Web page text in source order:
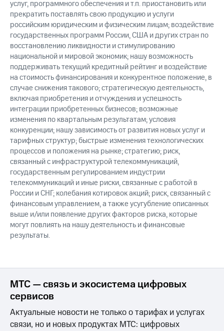
услуг, программного обеспечения и т.п. приостановить или
прекратить поставлять свою продукцию и услуги
российским юридическим и физическим лицам; воздействие
государственных программ России, США и других стран по
восстановлению ликвидности и стимулированию
национальной и мировой экономик; нашу возможность
поддерживать текущий кредитный рейтинг и воздействие
на стоимость финансирования и конкурентное положение, в
случае снижения такового; стратегическую деятельность,
включая приобретения и отчуждения и успешность
интеграции приобретенных бизнесов; возможные
изменения по квартальным результатам; условия
конкуренции; нашу зависимость от развития новых услуг и
тарифных структур; быстрые изменения технологических
процессов и положения на рынке; стратегию; риск,
связанный с инфраструктурой телекоммуникаций,
государственным регулированием индустрии
телекоммуникаций и иные риски, связанные с работой в
России и СНГ; колебания котировок акций; риск, связанный с
финансовым управлением, а также усугубление описанных
выше и/или появление других факторов риска, которые
могут повлиять на нашу деятельность и финансовые
результаты.
МТС — связь и экосистема цифровых
сервисов
Актуальные новости не только о тарифах и услугах
связи, но и новых продуктах МТС: цифровых